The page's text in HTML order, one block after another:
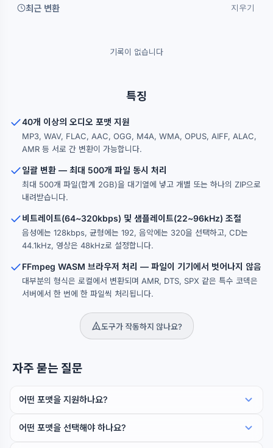
최근 변환 지우기
기록이 없습니다
특징
40개 이상의 오디오 포맷 지원
MP3, WAV, FLAC, AAC, OGG, M4A, WMA, OPUS, AIFF, ALAC,
AMR 등 서로 간 변환이 가능합니다.
일괄 변환 — 최대 500개 파일 동시 처리
최대 500개 파일(합계 2GB)을 대기열에 넣고 개별 또는 하나의 ZIP으로
내려받습니다.
비트레이트(64~320kbps) 및 샘플레이트(22~96kHz) 조절
음성에는 128kbps, 균형에는 192, 음악에는 320을 선택하고, CD는
44.1kHz, 영상은 48kHz로 설정합니다.
FFmpeg WASM 브라우저 처리 — 파일이 기기에서 벗어나지 않음
대부분의 형식은 로컬에서 변환되며 AMR, DTS, SPX 같은 특수 코덱은
서버에서 한 번에 한 파일씩 처리됩니다.
도구가 작동하지 않나요?
자주 묻는 질문
어떤 포맷을 지원하나요?
어떤 포맷을 선택해야 하나요?